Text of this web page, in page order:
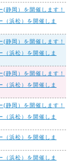
静岡）を開催します！
（浜松）を開催しま
静岡）を開催します！
（浜松）を開催しま
静岡）を開催します！
（浜松）を開催しま
静岡）を開催します！
（浜松）を開催しま
（浜松）を開催しま
（浜松）を開催しま